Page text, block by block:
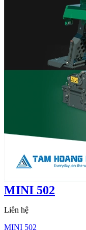
MINI 502
Liên hệ
MINI 502